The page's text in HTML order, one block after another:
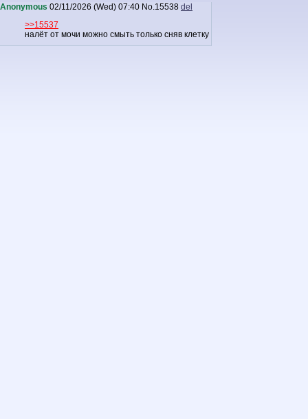
Anonymous 02/11/2026 (Wed) 07:40 No.15538 del
>>15537
налёт от мочи можно смыть только сняв клетку